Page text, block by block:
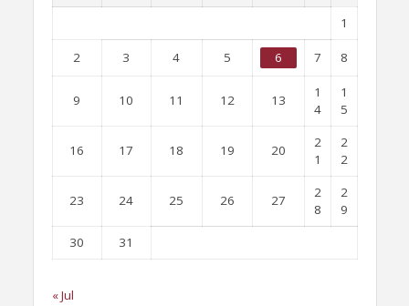
1
2 3 4 5 6 7 8
9 10 11 12 13
1
4
1
5
16 17 18 19 20
2
1
2
2
23 24 25 26 27
2
8
2
9
30
31
« Jul